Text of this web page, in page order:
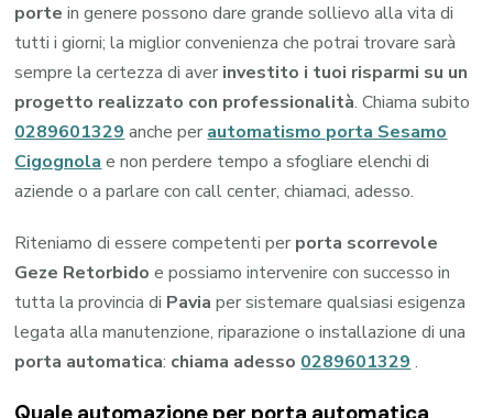
portein genere possono dare grande sollievo alla vita di
tutti i giorni; la miglior convenienza che potrai trovare sarà
sempre la certezza di aver investito i tuoi risparmi su un
progetto realizzato con professionalità. Chiama subito
0289601329anche perautomatismo porta Sesamo
Cigognolae non perdere tempo a sfogliare elenchi di
aziende o a parlare con call center, chiamaci, adesso.
Riteniamo di essere competenti per porta scorrevole
Geze Retorbido e possiamo intervenire con successo in
tutta la provincia di Paviaper sistemare qualsiasi esigenza
legata alla manutenzione, riparazione o installazione di una
porta automatica: chiama adesso0289601329.